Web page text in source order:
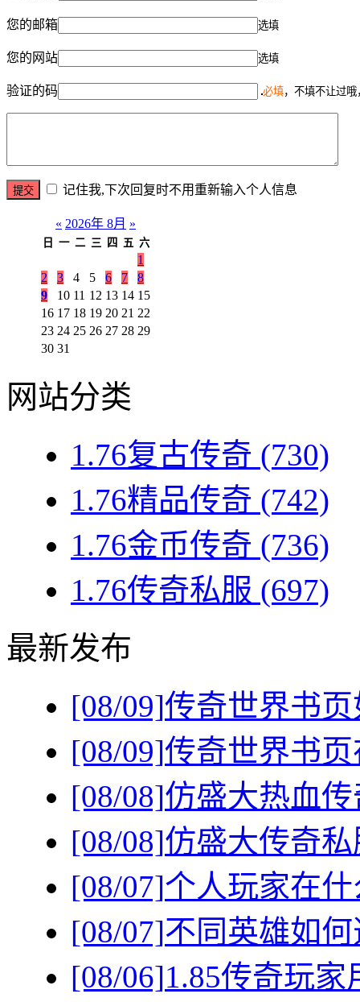
您的邮箱 选填
您的网站 选填
验证的码 必填，不填不让过
记住我,下次回复时不用重新输入个人信息
« 2026年 8月 »
日 一 二 三 四 五 六
1
2
3 4 5 6 7
8
9
10 11 12 13 14 15
16 17 18 19 20 21 22
23 24 25 26 27 28 29
30 31
网站分类
1.76复古传奇 (730)
1.76精品传奇 (742)
1.76金币传奇 (736)
1.76传奇私服 (697)
最新发布
[08/09]传奇世界书
[08/09]传奇世界书
[08/08]仿盛大热血
[08/08]仿盛大传奇
[08/07]个人玩家在
[08/07]不同英雄如
[08/06]1.85传奇玩